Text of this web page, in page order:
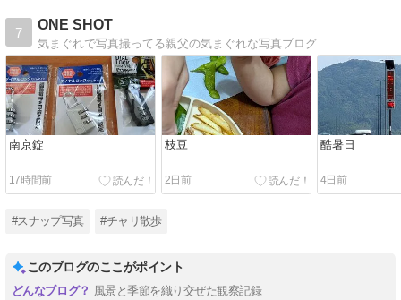
7
ONE SHOT
気まぐれで写真撮ってる親父の気まぐれな写真ブログ
南京錠
17時間前
枝豆
2日前
酷暑日
4日前
#スナップ写真 #チャリ散歩
このブログのここがポイント
風景と季節を織り交ぜた観察記録